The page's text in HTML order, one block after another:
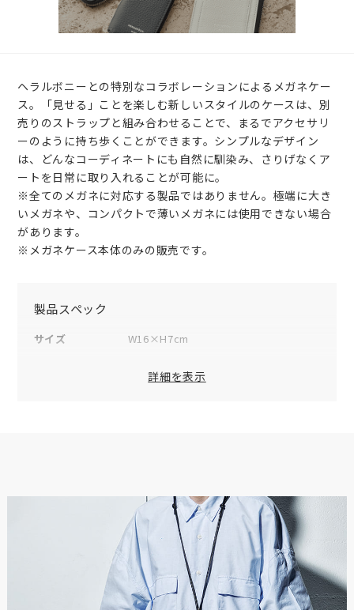
ヘラルボニーとの特別なコラボレーションによるメガネケー
ス。「見せる」ことを楽しむ新しいスタイルのケースは、別
売りのストラップと組み合わせることで、まるでアクセサリ
ーのように持ち歩くことができます。シンプルなデザイン
は、どんなコーディネートにも自然に馴染み、さりげなくア
ートを日常に取り入れることが可能に。
※全てのメガネに対応する製品ではありません。極端に大き
いメガネや、コンパクトで薄いメガネには使用できない場合
があります。
※メガネケース本体のみの販売です。
製品スペック
サイズ
W16×H7cm
※製品画像の色に関しましてはお使いのパソコンや携帯端末の
モニター環境により、実際の製品と異なって見える場合がござ
います。あらかじめご了承ください。
※本製品は天然皮革素材を使用しているため、色味、風合いに
個体差がございます。素材の特性としてご理解ください。
詳細を表示